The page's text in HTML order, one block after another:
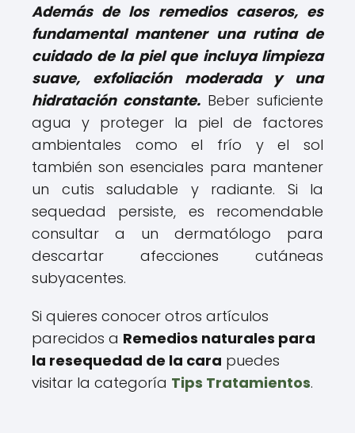
Además de los remedios caseros, es
fundamental mantener una rutina de
cuidado de la piel que incluya limpieza
suave, exfoliación moderada y una
hidratación constante. Beber suficiente
agua y proteger la piel de factores
ambientales como el frío y el sol
también son esenciales para mantener
un cutis saludable y radiante. Si la
sequedad persiste, es recomendable
consultar a un dermatólogo para
descartar afecciones cutáneas
subyacentes.
Si quieres conocer otros artículos
parecidos a Remedios naturales para
la resequedad de la cara puedes
visitar la categoría Tips Tratamientos.